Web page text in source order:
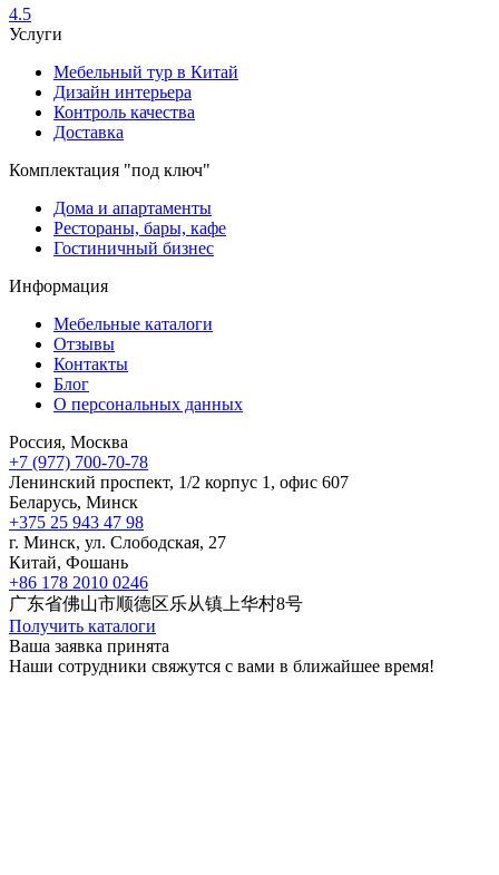
4.5
Услуги
Мебельный тур в Китай
Дизайн интерьера
Контроль качества
Доставка
Комплектация "под ключ"
Дома и апартаменты
Рестораны, бары, кафе
Гостиничный бизнес
Информация
Мебельные каталоги
Отзывы
Контакты
Блог
О персональных данных
Россия, Москва
+7 (977) 700-70-78
Ленинский проспект, 1/2 корпус 1, офис 607
Беларусь, Минск
+375 25 943 47 98
г. Минск, ул. Слободская, 27
Китай, Фошань
+86 178 2010 0246
广东省佛山市顺德区乐从镇上华村8号
Получить каталоги
Ваша заявка принята
Наши сотрудники свяжутся с вами в ближайшее время!